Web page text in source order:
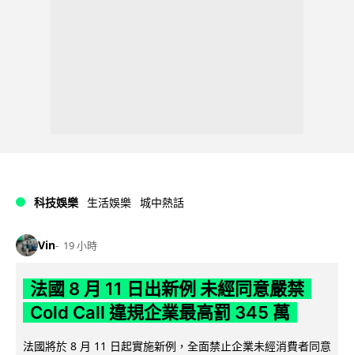
科技娛樂 生活娛樂 城中熱話
Vin 19 小時
法國 8 月 11 日出新例 未經同意嚴禁
Cold Call 違規企業最高罰 345 萬
法國將於 8 月 11 日起實施新例，全面禁止企業未經消費者同意